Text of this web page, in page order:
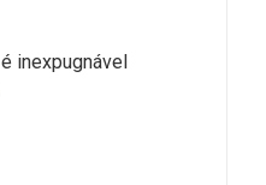
inexpugnável